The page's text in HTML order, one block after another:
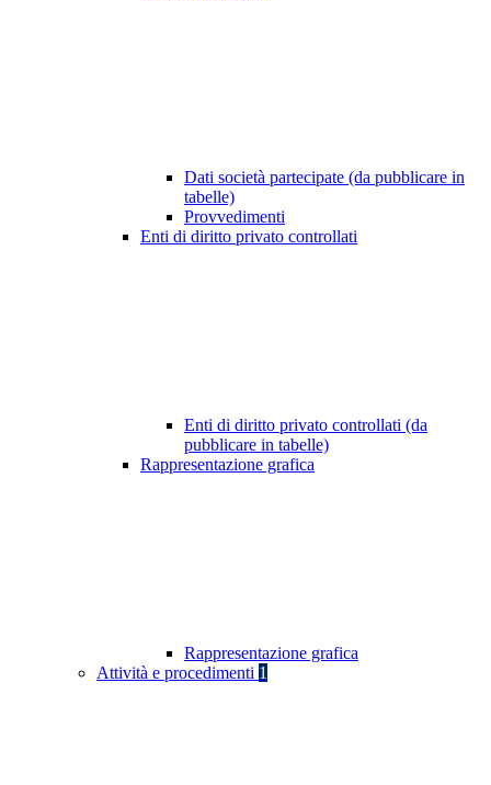
Dati società partecipate (da pubblicare in
tabelle)
Provvedimenti
Enti di diritto privato controllati
Enti di diritto privato controllati (da
pubblicare in tabelle)
Rappresentazione grafica
Rappresentazione grafica
Attività e procedimenti 1